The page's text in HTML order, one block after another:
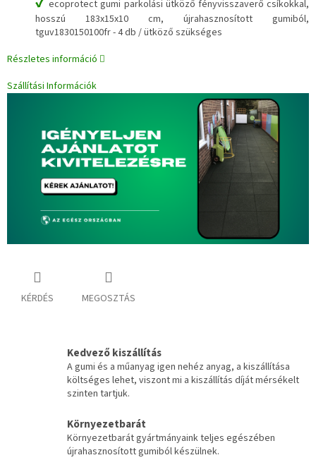
ecoprotect gumi parkolási ütköző fényvisszaverő csíkokkal,
hosszú 183x15x10 cm, újrahasznosított gumiból,
tguv1830150100fr - 4 db / ütköző szükséges
Részletes információ
Szállítási Információk
KÉRDÉS MEGOSZTÁS
Kedvező kiszállítás
A gumi és a műanyag igen nehéz anyag, a kiszállítása
költséges lehet, viszont mi a kiszállítás díját mérsékelt
szinten tartjuk.
Környezetbarát
Környezetbarát gyártmányaink teljes egészében
újrahasznosított gumiból készülnek.